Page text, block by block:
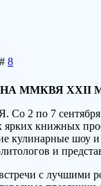
8
НА ММКВЯ
2 по 7
книжных
кулинарные шоу
и
с